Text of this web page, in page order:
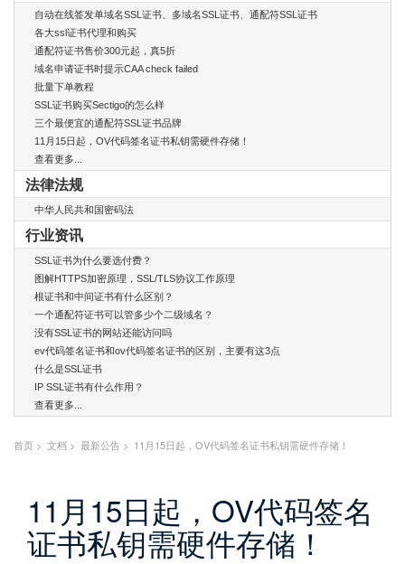
自动在线签发单域名SSL证书、多域名SSL证书、通配符SSL证书
各大ssl证书代理和购买
通配符证书售价300元起，真5折
域名申请证书时提示CAA check failed
批量下单教程
SSL证书购买Sectigo的怎么样
三个最便宜的通配符SSL证书品牌
11月15日起，OV代码签名证书私钥需硬件存储！
查看更多...
法律法规
中华人民共和国密码法
行业资讯
SSL证书为什么要选付费？
图解HTTPS加密原理，SSL/TLS协议工作原理
根证书和中间证书有什么区别？
一个通配符证书可以管多少个二级域名？
没有SSL证书的网站还能访问吗
ev代码签名证书和ov代码签名证书的区别，主要有这3点
什么是SSL证书
IP SSL证书有什么作用？
查看更多...
首页 > 文档 > 最新公告 > 11月15日起，OV代码签名证书私钥需硬件存储！
11月15日起，OV代码签名
证书私钥需硬件存储！